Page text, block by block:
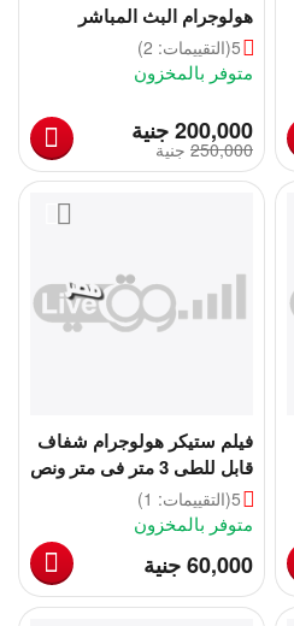
هولوجرام البث المباشر
5(التقييمات: 2)
متوفر بالمخزون
جنية‎200,000
جنية ‎250,000
فيلم ستيكر هولوجرام شفاف
قابل للطى 3 متر فى متر ونص
5(التقييمات: 1)
متوفر بالمخزون
جنية‎60,000